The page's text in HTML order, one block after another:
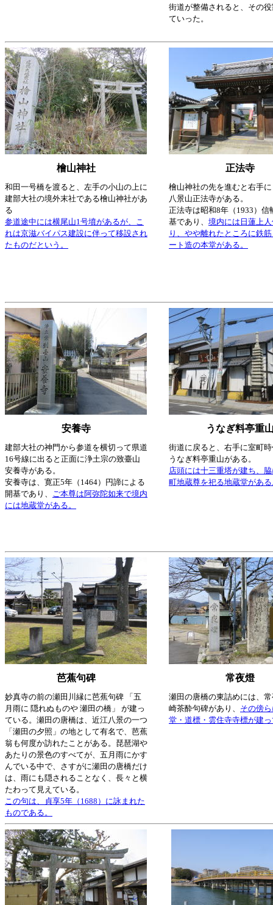
街道が整備されると、その
ていった。
檜山神社 正法寺
和田一号橋を渡ると、左手の小山の上に
建部大社の境外末社である檜山神社があ
る
参道途中には横尾山1号墳があるが、こ
れは京滋バイパス建設に伴って移設され
たものだという。
檜山神社の先を進むと右手
八景山正法寺がある。
正法寺は昭和8年（1933）信
基であり、 境内には日蓮上
り、やや離れたところに鉄
ート造の本堂がある。
安養寺 うなぎ料亭重
建部大社の神門から参道を横切って県道
16号線に出ると正面に浄土宗の致臺山
安養寺がある。
安養寺は、寛正5年（1464）円諦による
開基であり、 ご本尊は阿弥陀如来で境内
には地蔵堂がある。
街道に戻ると、右手に室町
うなぎ料亭重山がある。
店頭には十三重塔が建ち、
町地蔵尊を祀る地蔵堂があ
芭蕉句碑 常夜燈
妙真寺の前の瀬田川縁に芭蕉句碑 「五
月雨に 隠れぬものや 瀬田の橋」 が建っ
ている。瀬田の唐橋は、近江八景の一つ
「瀬田の夕照」の地として有名で、芭蕉
翁も何度か訪れたことがある。琵琶湖や
あたりの景色のすべてが、五月雨にかす
んでいる中で、さすがに瀬田の唐橋だけ
は、雨にも隠されることなく、長々と横
たわって見えている。
この句は、貞享5年（1688）に詠まれた
ものである。
瀬田の唐橋の東詰めには、
崎茶酔句碑があり、 その傍
堂・道標・雲住寺寺標が建